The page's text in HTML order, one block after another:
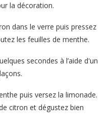
la décoration.
dans le verre puis pressez
les feuilles de menthe.
secondes à l’aide d'un
puis versez la limonade.
citron et dégustez bien